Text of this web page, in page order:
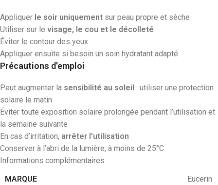
Appliquer le soir uniquement sur peau propre et sèche
Utiliser sur le visage, le cou et le décolleté
Éviter le contour des yeux
Appliquer ensuite si besoin un soin hydratant adapté
Précautions d’emploi
Peut augmenter la sensibilité au soleil : utiliser une protection
solaire le matin
Éviter toute exposition solaire prolongée pendant l’utilisation et
la semaine suivante
En cas d’irritation, arrêter l’utilisation
Conserver à l’abri de la lumière, à moins de 25°C
Informations complémentaires
MARQUE
Eucerin